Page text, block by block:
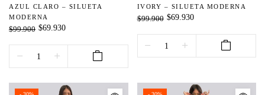
AZUL CLARO – SILUETA
MODERNA
$99.900 $69.930
IVORY – SILUETA MODERNA
$99.900 $69.930